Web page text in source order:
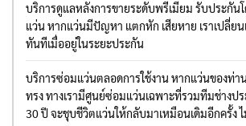
บริการดูแลหลังการขายระดับพรีเมียม รับประกัน
แว่น หากแว่นมีปัญหา แตกหัก เสียหาย เราเปลี่ย
ทันทีเมื่ออยู่ในระยะประกัน
บริการซ่อมแว่นตลอดการใช้งาน หากแว่นของท่า
ทรง ทางเรามีศูนย์ซ่อมแว่นเฉพาะที่รวมทีมช่างป
30 ปี จะชุบชีวิตแว่นให้กลับมาเหมือนเดิมอีกครั้ง